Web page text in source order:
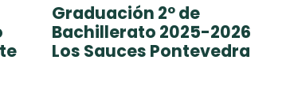
Graduación 2º de
Bachillerato 2025-2026
Los Sauces Pontevedra